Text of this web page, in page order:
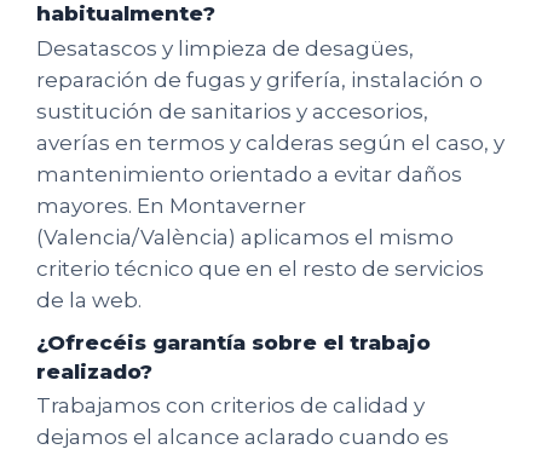
habitualmente?
Desatascos y limpieza de desagües,
reparación de fugas y grifería, instalación o
sustitución de sanitarios y accesorios,
averías en termos y calderas según el caso, y
mantenimiento orientado a evitar daños
mayores. En Montaverner
(Valencia/València) aplicamos el mismo
criterio técnico que en el resto de servicios
de la web.
¿Ofrecéis garantía sobre el trabajo
realizado?
Trabajamos con criterios de calidad y
dejamos el alcance aclarado cuando es